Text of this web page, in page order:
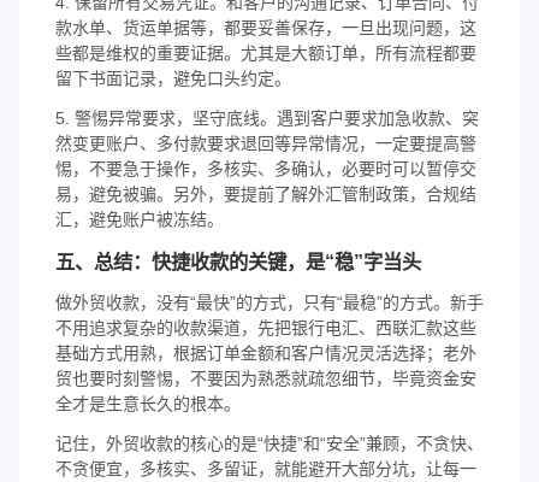
款水单、货运单据等，都要妥善保存，一旦出现问题，这
些都是维权的重要证据。尤其是大额订单，所有流程都要
留下书面记录，避免口头约定。
5. 警惕异常要求，坚守底线。遇到客户要求加急收款、突
然变更账户、多付款要求退回等异常情况，一定要提高警
惕，不要急于操作，多核实、多确认，必要时可以暂停交
易，避免被骗。另外，要提前了解外汇管制政策，合规结
汇，避免账户被冻结。
五、总结：快捷收款的关键，是“稳”字当头
做外贸收款，没有“最快”的方式，只有“最稳”的方式。新手
不用追求复杂的收款渠道，先把银行电汇、西联汇款这些
基础方式用熟，根据订单金额和客户情况灵活选择；老外
贸也要时刻警惕，不要因为熟悉就疏忽细节，毕竟资金安
全才是生意长久的根本。
记住，外贸收款的核心的是“快捷”和“安全”兼顾，不贪快、
不贪便宜，多核实、多留证，就能避开大部分坑，让每一